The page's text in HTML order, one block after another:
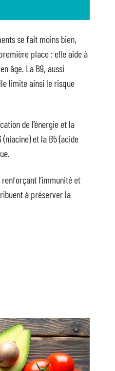
se fait moins bien,
place : elle aide à
âge. La B9, aussi
limite ainsi le risque
de l’énergie et la
et la B5 (acide
l’immunité et
à préserver la